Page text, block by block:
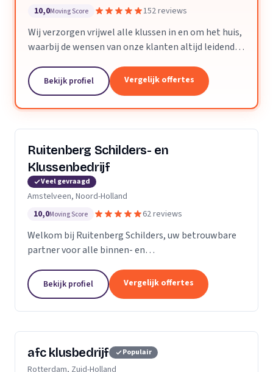
10,0Moving Score 152 reviews
Wij verzorgen vrijwel alle klussen in en om het huis,
waarbij de wensen van onze klanten altijd leidend
afspraak. Dankzij ons vakmanschap en direct...
Bekijk profiel Vergelijk offertes
Ruitenberg Schilders- en
Klussenbedrijf
Veel gevraagd
Amstelveen, Noord-Holland
10,0Moving Score 62 reviews
Welkom bij Ruitenberg Schilders, uw betrouwbare
partner voor alle binnen- en
een gevestigde naam in de provincie Noord-Holland,
met een bijzondere...
Bekijk profiel Vergelijk offertes
afc klusbedrijf Populair
Rotterdam, Zuid-Holland